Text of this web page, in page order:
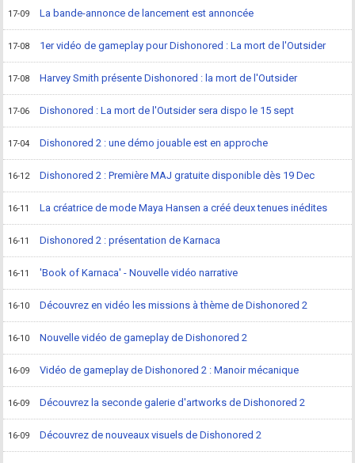
17-09 La bande-annonce de lancement est annoncée
17-08 1er vidéo de gameplay pour Dishonored : La mort de l'Outsider
17-08 Harvey Smith présente Dishonored : la mort de l'Outsider
17-06 Dishonored : La mort de l'Outsider sera dispo le 15 sept
17-04 Dishonored 2 : une démo jouable est en approche
16-12 Dishonored 2 : Première MAJ gratuite disponible dès 19 Dec
16-11 La créatrice de mode Maya Hansen a créé deux tenues inédites
16-11 Dishonored 2 : présentation de Karnaca
16-11 'Book of Karnaca' - Nouvelle vidéo narrative
16-10 Découvrez en vidéo les missions à thème de Dishonored 2
16-10 Nouvelle vidéo de gameplay de Dishonored 2
16-09 Vidéo de gameplay de Dishonored 2 : Manoir mécanique
16-09 Découvrez la seconde galerie d'artworks de Dishonored 2
16-09 Découvrez de nouveaux visuels de Dishonored 2